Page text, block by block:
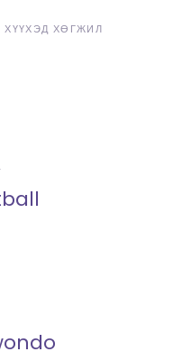
ХҮҮХЭД ХӨГЖИЛ